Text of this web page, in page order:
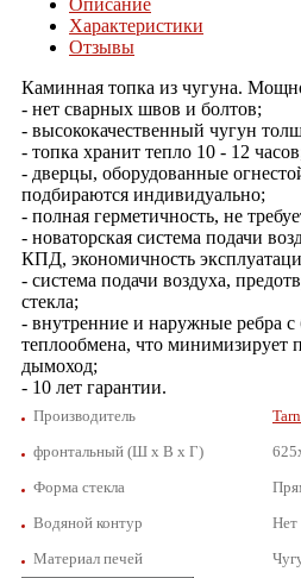
Характеристики
Отзывы
Каминная топка из чугуна.
- нет сварных швов и болтов;
- высококачественный чугун
- топка хранит тепло 10 - 12
- дверцы, оборудованные
подбираются индивидуально;
- полная герметичность, не
- новаторская система подачи
КПД, экономичность
- система подачи воздуха,
стекла;
- внутренние и наружные ребра
теплообмена, что минимизирует
дымоход;
- 10 лет гарантии.
Производитель
фронтальный (Ш х В х Г)
Форма стекла
Водяной контур
Нет
Материал печей